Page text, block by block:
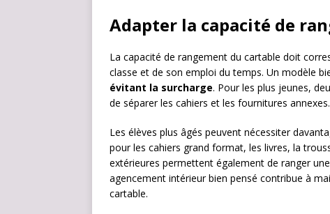
Adapter la capacité de
La capacité de rangement du cartable doit
classe et de son emploi du temps. Un modèle
évitant la surcharge. Pour les plus jeunes,
de séparer les cahiers et les fournitures annexes.
Les élèves plus âgés peuvent nécessiter
pour les cahiers grand format, les livres, la
extérieures permettent également de ranger
agencement intérieur bien pensé contribue à
cartable.